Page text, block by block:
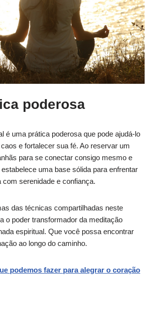
poderosa
é uma prática poderosa que pode ajudá-lo
e fortalecer sua fé. Ao reservar um
para se conectar consigo mesmo e
uma base sólida para enfrentar
serenidade e confiança.
das técnicas compartilhadas neste
o poder transformador da meditação
espiritual. Que você possa encontrar
ao longo do caminho.
podemos fazer para alegrar o coração